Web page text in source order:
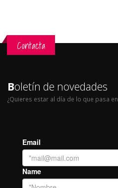
Contacta
Boletín de novedades
¿Quieres estar al día de lo que pasa en